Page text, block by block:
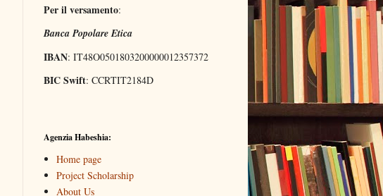
Per il versamento:
Banca Popolare Etica
IBAN: IT48O0501803200000012357372
BIC Swift: CCRTIT2184D
Agenzia Habeshia:
Home page
Project Scholarship
About Us